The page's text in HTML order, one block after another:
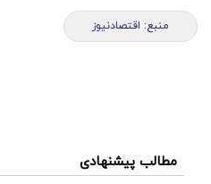
منبع: اقتصادنیوز
مطالب پیشنهادی